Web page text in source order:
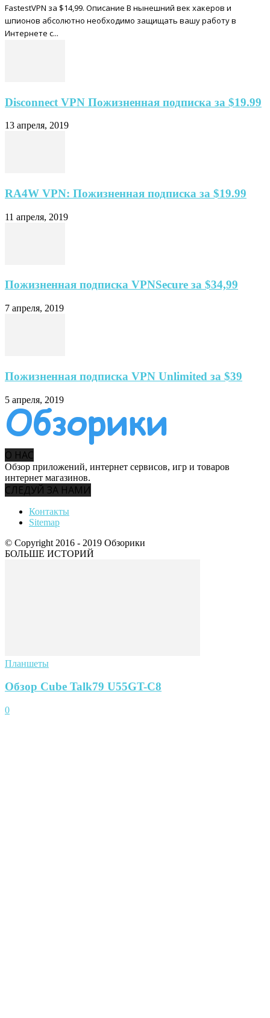
FastestVPN за $14,99. Описание В нынешний век хакеров и
шпионов абсолютно необходимо защищать вашу работу в
Интернете с...
Disconnect VPN Пожизненная подписка за $19.99
13 апреля, 2019
RA4W VPN: Пожизненная подписка за $19.99
11 апреля, 2019
Пожизненная подписка VPNSecure за $34,99
7 апреля, 2019
Пожизненная подписка VPN Unlimited за $39
5 апреля, 2019
О НАС
Обзор приложений, интернет сервисов, игр и товаров
интернет магазинов.
СЛЕДУЙ ЗА НАМИ
Контакты
Sitemap
© Copyright 2016 - 2019 Обзорики
БОЛЬШЕ ИСТОРИЙ
Планшеты
Обзор Cube Talk79 U55GT-C8
0